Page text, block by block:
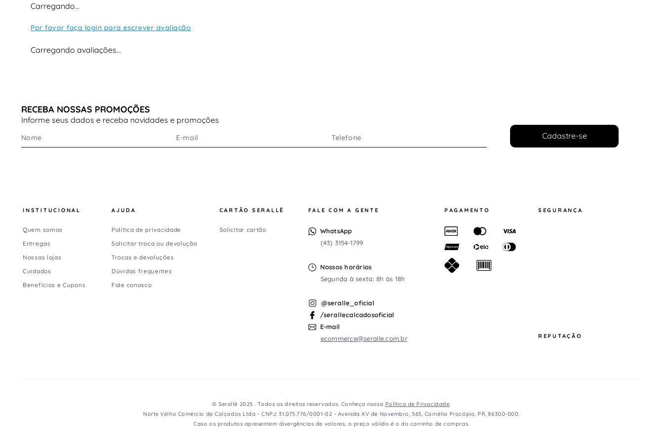
Carregando…
Por favor faça login para escrever avaliação
Carregando avaliações…
RECEBA NOSSAS PROMOÇÕES
Informe seus dados e receba novidades e promoções
Cadastre-se
INSTITUCIONAL
Quem somos
Entregas
Nossas lojas
Cuidados
Benefícios e Cupons
AJUDA
Política de privacidade
Solicitar troca ou devolução
Trocas e devoluções
Dúvidas frequentes
Fale conosco
CARTÃO SERALLÊ
Solicitar cartão
FALE COM A GENTE
WhatsApp
(43) 3154-1799
Nossos horários
Segunda à sexta: 8h às 18h
@seralle_oficial
/serallecalcadosoficial
E-mail
ecommerce@seralle.com.br
PAGAMENTO SEGURANÇA
REPUTAÇÃO
© Serallê 2025 . Todos os direitos reservados. Conheça nossa Política de Privacidade.
Norte Velho Comércio de Calçados Ltda - CNPJ: 31.075.776/0001-02 - Avenida XV de Novembro, 565, Cornélio Procópio, PR, 86300-000.
Caso os produtos apresentem divergências de valores, o preço válido é o do carrinho de compras.